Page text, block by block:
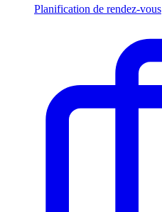
Planification de rendez-vous